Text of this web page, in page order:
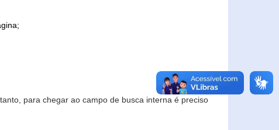
para chegar ao campo de busca interna é preciso